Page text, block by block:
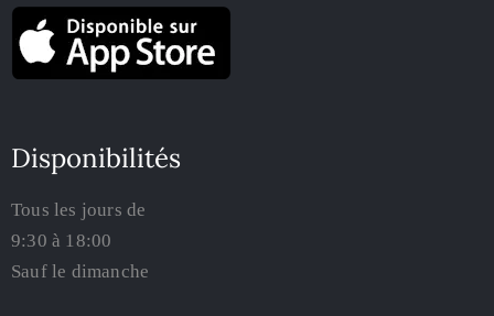
Disponibilités
Tous les jours de
9:30 à 18:00
Sauf le dimanche